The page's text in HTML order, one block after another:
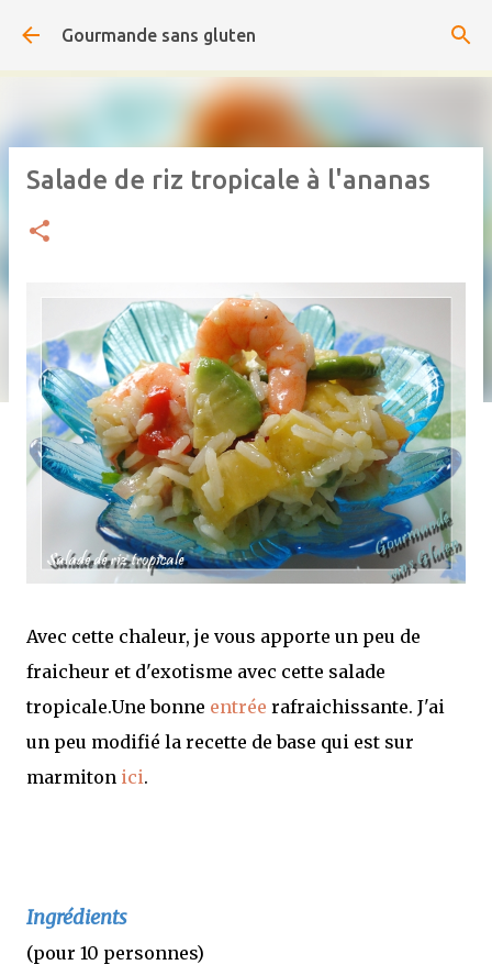
Accéder au contenu principal
Gourmande sans gluten
Salade de riz tropicale à l'ananas
Avec cette chaleur, je vous apporte un peu de
fraicheur et d'exotisme avec cette salade
tropicale.Une bonne entrée rafraichissante. J'ai
un peu modifié la recette de base qui est sur
marmiton ici.
Ingrédients
(pour 10 personnes)